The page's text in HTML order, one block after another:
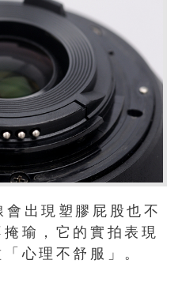
出現塑膠屁股也不
瑜，它的實拍表現
心理不舒服」。